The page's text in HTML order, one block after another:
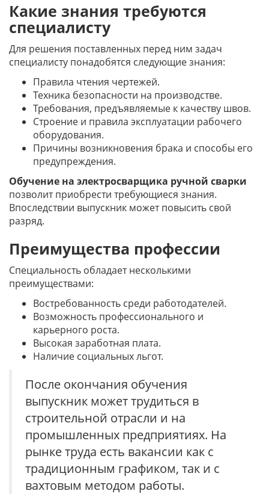
Какие знания требуются
специалисту
Для решения поставленных перед ним задач
специалисту понадобятся следующие знания:
Правила чтения чертежей.
Техника безопасности на производстве.
Требования, предъявляемые к качеству швов.
Строение и правила эксплуатации рабочего
оборудования.
Причины возникновения брака и способы его
предупреждения.
Обучение на электросварщика ручной сварки
позволит приобрести требующиеся знания.
Впоследствии выпускник может повысить свой
разряд.
Преимущества профессии
Специальность обладает несколькими
преимуществами:
Востребованность среди работодателей.
Возможность профессионального и
карьерного роста.
Высокая заработная плата.
Наличие социальных льгот.
После окончания обучения
выпускник может трудиться в
строительной отрасли и на
промышленных предприятиях. На
рынке труда есть вакансии как с
традиционным графиком, так и с
вахтовым методом работы.